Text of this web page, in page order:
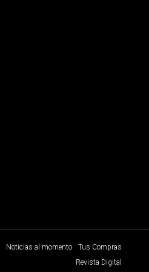
Noticias al momento
Tus Compras
Revista Digital